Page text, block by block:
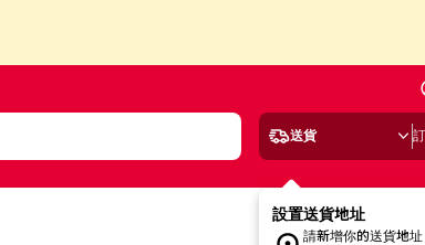
送貨
設置送貨地址
請新增你的送貨地